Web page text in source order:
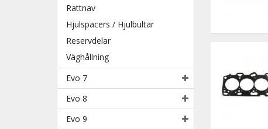
Rattnav
Hjulspacers / Hjulbultar
Reservdelar
Väghållning
Evo 7
Evo 8
Evo 9